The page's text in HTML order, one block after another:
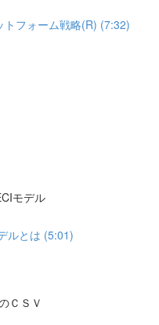
トフォーム戦略(R) (7:32)
モデル
ルとは (5:01)
ＣＳＶ